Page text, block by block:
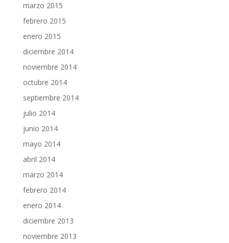
marzo 2015
febrero 2015
enero 2015
diciembre 2014
noviembre 2014
octubre 2014
septiembre 2014
julio 2014
junio 2014
mayo 2014
abril 2014
marzo 2014
febrero 2014
enero 2014
diciembre 2013
noviembre 2013